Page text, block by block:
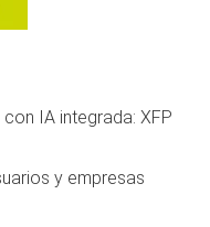
IA integrada: XFP
y empresas